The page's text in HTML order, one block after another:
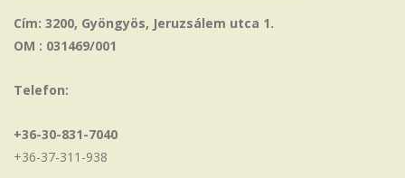
Cím: 3200, Gyöngyös, Jeruzsálem utca 1.
OM : 031469/001
Telefon:
+36-30-831-7040
+36-37-311-938